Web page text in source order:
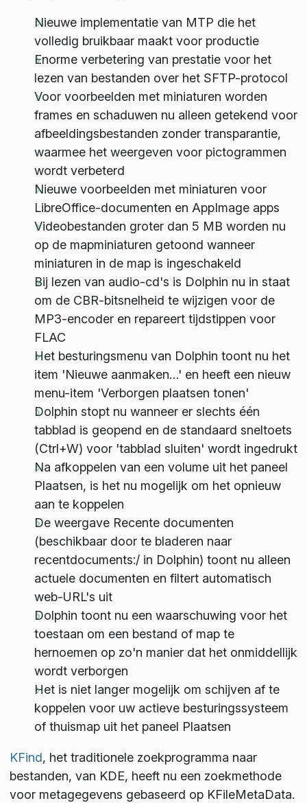
Nieuwe implementatie van MTP die het
volledig bruikbaar maakt voor productie
Enorme verbetering van prestatie voor het
lezen van bestanden over het SFTP-protocol
Voor voorbeelden met miniaturen worden
frames en schaduwen nu alleen getekend voor
afbeeldingsbestanden zonder transparantie,
waarmee het weergeven voor pictogrammen
wordt verbeterd
Nieuwe voorbeelden met miniaturen voor
LibreOffice-documenten en AppImage apps
Videobestanden groter dan 5 MB worden nu
op de mapminiaturen getoond wanneer
miniaturen in de map is ingeschakeld
Bij lezen van audio-cd's is Dolphin nu in staat
om de CBR-bitsnelheid te wijzigen voor de
MP3-encoder en repareert tijdstippen voor
FLAC
Het besturingsmenu van Dolphin toont nu het
item 'Nieuwe aanmaken…' en heeft een nieuw
menu-item 'Verborgen plaatsen tonen'
Dolphin stopt nu wanneer er slechts één
tabblad is geopend en de standaard sneltoets
(Ctrl+W) voor 'tabblad sluiten' wordt ingedrukt
Na afkoppelen van een volume uit het paneel
Plaatsen, is het nu mogelijk om het opnieuw
aan te koppelen
De weergave Recente documenten
(beschikbaar door te bladeren naar
recentdocuments:/ in Dolphin) toont nu alleen
actuele documenten en filtert automatisch
web-URL's uit
Dolphin toont nu een waarschuwing voor het
toestaan om een bestand of map te
hernoemen op zo'n manier dat het onmiddellijk
wordt verborgen
Het is niet langer mogelijk om schijven af te
koppelen voor uw actieve besturingssysteem
of thuismap uit het paneel Plaatsen
KFind, het traditionele zoekprogramma naar
bestanden, van KDE, heeft nu een zoekmethode
voor metagegevens gebaseerd op KFileMetaData.